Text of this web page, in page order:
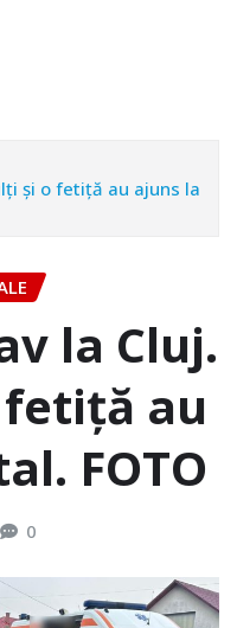
și o fetiță au ajuns la
la Cluj.
au
FOTO
0